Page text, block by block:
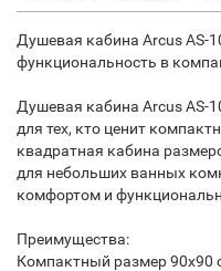
Душевая кабина Arcus AS-
функциональность в
Душевая кабина Arcus AS-
для тех, кто ценит
квадратная кабина
для небольших ванных
комфортом и
Преимущества:
Компактный размер 90x90